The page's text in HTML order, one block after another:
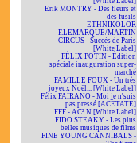
Erik MONTRY - Des fleurs et
des fusils
ETHNIKOLOR
F.LEMARQUE/MARTIN
CIRCUS - Succès de Paris
[White Label]
FÉLIX POTIN - Édition
spéciale inauguration super-
marché
FAMILLE FOUX - Un très
joyeux Noël... [White Label]
Félix FAIRANO - Moi je n'suis
pas pressé [ACÉTATE]
FFF - AC² N [White Label]
FIDO STEAKY - Les plus
belles musiques de films
FINE YOUNG CANNIBALS -